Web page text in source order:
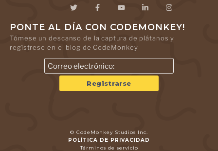
PONTE AL DÍA CON CODEMONKEY!
Tómese un descanso de la captura de plátanos y
regístrese en el blog de CodeMonkey
© CodeMonkey Studios Inc.
POLÍTICA DE PRIVACIDAD
Términos de servicio